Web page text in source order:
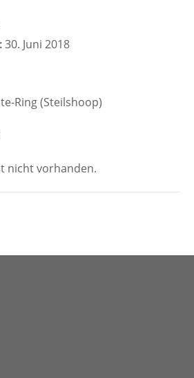
30. Juni 2018
Ring (Steilshoop)
nicht vorhanden.